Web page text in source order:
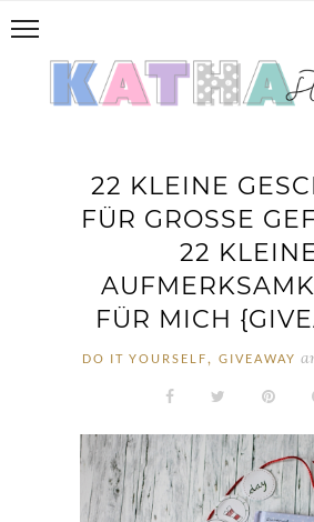
22 KLEINE
FÜR GROSSE
2 KLEINE
ÜR MICH
DO IT YOURSELF, GIVEAWAY